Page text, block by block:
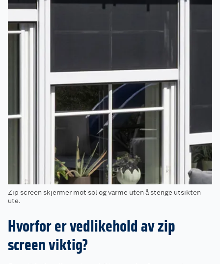
Zip screen skjermer mot sol og varme uten å stenge utsikten
ute.
Hvorfor er vedlikehold av zip
screen viktig?